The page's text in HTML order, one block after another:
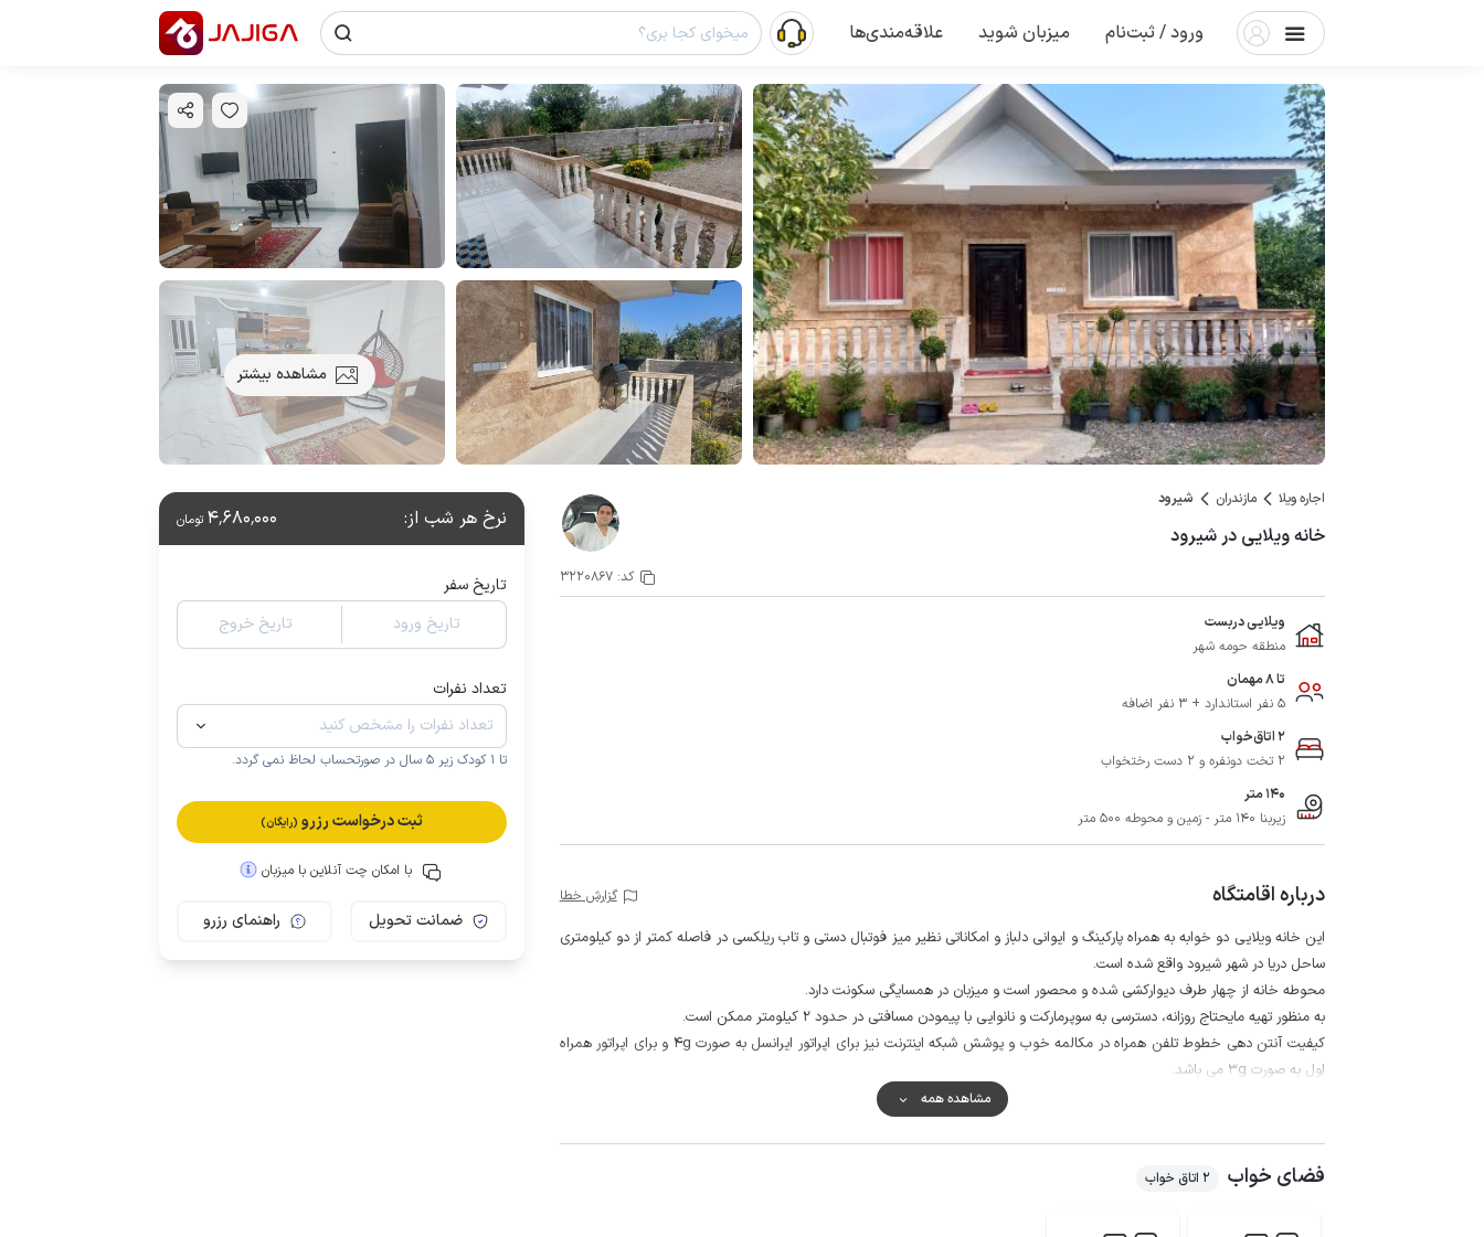
ورود / ثبت‌نام میزبان شوید علاقه‌مندی‌ها
مشاهده بیشتر
اجاره ویلا مازندران شیرود
خانه ویلایی در شیرود
کد:3220867
ویلایی دربست
منطقه حومه شهر
تا 8 مهمان
5 نفر استاندارد + 3 نفر اضافه
2 اتاق‌خواب
2 تخت دونفره و 2 دست رختخواب
140 متر
زیربنا 140 متر - زمین و محوطه 500 متر
درباره اقامتگاه گزارش خطا
این خانه ویلایی دو خوابه به همراه پارکینگ و ایوانی دلباز و امکاناتی نظیر میز فوتبال دستی و تاب ریلکسی در فاصله کمتر از دو کیلومتری
ساحل دریا در شهر شیرود واقع شده است.
محوطه خانه از چهار طرف دیوارکشی شده و محصور است و میزبان در همسایگی سکونت دارد.
به منظور تهیه مایحتاج روزانه، دسترسی به سوپرمارکت و نانوایی با پیمودن مسافتی در حدود 2 کیلومتر ممکن است.
کیفیت آنتن دهی خطوط تلفن همراه در مکالمه خوب و پوشش شبکه اینترنت نیز برای اپراتور ایرانسل به صورت 4g و برای اپراتور همراه
اول به صورت 3g می باشد.
مشاهده همه
فضای خواب 2 اتاق خواب
نرخ هر شب از: 4٬680٬000 تومان
تاریخ سفر
تاریخ ورود
تاریخ خروج
تعداد نفرات
تا 1 کودک زیر 5 سال در صورتحساب لحاظ نمی گردد.
ثبت درخواست رزرو (رایگان)
با امکان چت آنلاین با میزبان
ضمانت تحویل راهنمای رزرو